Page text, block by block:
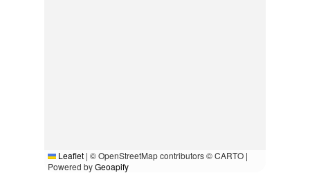
Leaflet | © OpenStreetMap contributors © CARTO |
Powered byGeoapify